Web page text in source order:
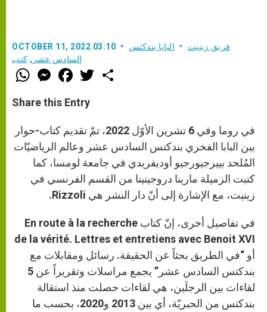
OCTOBER 11, 2022 03:10 فريق زينيت
البابا بندكتس
السادس عشر , كتب
W
h
t
s
p
p
M
e
s
e
g
e
r
F
a
e
b
o
k
w
r
Share this Entry
في روما وفي 6 تشرين الأوّل 2022، تمّ تقديم كتاب-حوار
بين البابا الفخري بندكتس السادس عشر وعالم الرياضيّات
المُلحد بييرجيورجيو أوديفريدي في جامعة لومسا، كما
كتبت الزميلة مارينا دروجينينا من القسم الفرنسي في
زينيت، مع الإشارة إلى أنّ دار النشر هي Rizzoli.
في تفاصيل أخرى، إنّ كتاب En route à la recherche
de la vérité. Lettres et entretiens avec Benoit XVI
أو “في الطريق بحثاً عن الحقيقة. رسائل ومقابلات مع
بندكتس السادس عشر” يجمع مراسلات وتقريراً عن 5
لقاءات بين الرجلَين، هي لقاءات حصلت منذ استقالة
بندكتس من الحبريّة، أي بين 2013 و2020، بحسب ما